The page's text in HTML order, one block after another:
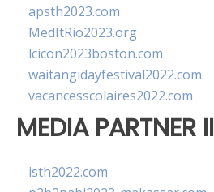
apsth2023.com
MedItRio2023.org
lcicon2023boston.com
waitangidayfestival2022.com
vacancesscolaires2022.com
MEDIA PARTNER II
isth2022.com